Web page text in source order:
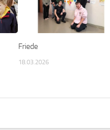
Friede
18.03.2026